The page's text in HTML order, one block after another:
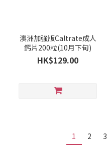
澳洲加強版Caltrate成人
鈣片200粒(10月下旬)
HK$129.00
1 2 3